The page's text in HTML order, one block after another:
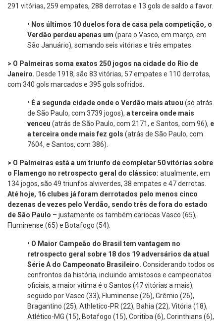
291 vitórias, 259 empates, 288 derrotas e 13 gols de saldo a favor.
• Nos últimos 10 duelos fora de casa pela competição, o
Verdão perdeu apenas um (para o Vasco, em março, em
São Januário), somando seis vitórias e três empates.
> O Palmeiras soma exatos 250 jogos na cidade do Rio de
Janeiro. Desde 1918, são 83 vitórias, 57 empates e 110 derrotas,
com 340 gols marcados e 395 gols sofridos.
• É a segunda cidade onde o Verdão mais atuou (só atrás
de São Paulo, com 3739 jogos), a terceira onde mais
venceu (atrás de São Paulo, com 2171, e Santos, com 96), e
a terceira onde mais fez gols (atrás de São Paulo, com
7604, e Santos, com 386).
> O Palmeiras está a um triunfo de completar 50 vitórias sobre
o Flamengo no retrospecto geral do clássico: atualmente, em
134 jogos, são 49 triunfos alviverdes, 38 empates e 47 derrotas.
Até hoje, 16 clubes já foram derrotados pelo menos cinco
dezenas de vezes pelo Verdão, sendo três de fora do estado
de São Paulo – justamente os também cariocas Vasco (65),
Fluminense (65) e Botafogo (54).
• O Maior Campeão do Brasil tem vantagem no
retrospecto geral sobre 18 dos 19 adversários da atual
Série A do Campeonato Brasileiro. Considerando todos os
confrontos da história, incluindo amistosos e campeonatos
oficiais, a maior vítima é o Santos (47 vitórias a mais),
seguido por Vasco (33), Fluminense (26), Grêmio (26),
Bragantino (25), Athletico-PR (22), Bahia (22), Vitória (18),
Atlético-MG (15), Botafogo (15), Coritiba (6), Corinthians (6),